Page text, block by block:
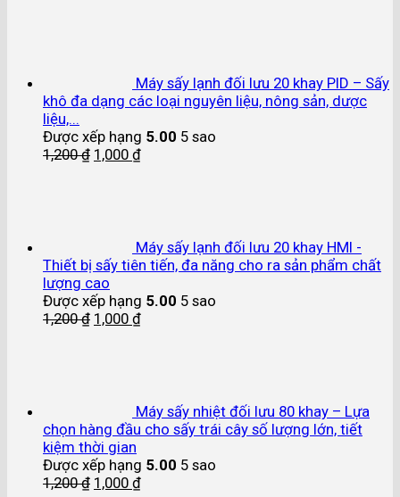
Máy sấy lạnh đối lưu 20 khay PID – Sấy
khô đa dạng các loại nguyên liệu, nông sản, dược
liệu,...
Được xếp hạng 5.00 5 sao
1,200₫ 1,000 ₫
Máy sấy lạnh đối lưu 20 khay HMI -
Thiết bị sấy tiên tiến, đa năng cho ra sản phẩm chất
lượng cao
Được xếp hạng 5.00 5 sao
1,200₫ 1,000 ₫
Máy sấy nhiệt đối lưu 80 khay – Lựa
chọn hàng đầu cho sấy trái cây số lượng lớn, tiết
kiệm thời gian
Được xếp hạng 5.00 5 sao
1,200₫ 1,000 ₫